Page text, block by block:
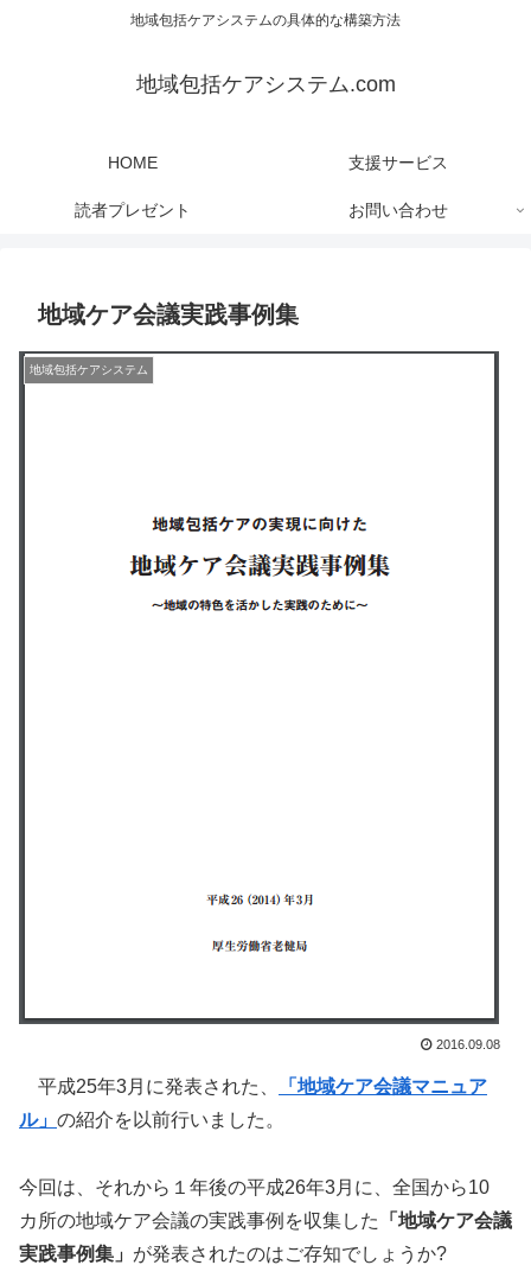
地域包括ケアシステムの具体的な構築方法
地域包括ケアシステム.com
HOME 支援サービス
読者プレゼント お問い合わせ
地域ケア会議実践事例集
地域包括ケアシステム
2016.09.08
平成25年3月に発表された、
「地域ケア会議マニュア
ル」 の紹介を以前行いました。
今回は、それから１年後の平成26年3月に、全国から10
カ所の地域ケア会議の実践事例を収集した
「地域ケア会議
実践事例集」 が発表されたのはご存知でしょうか?